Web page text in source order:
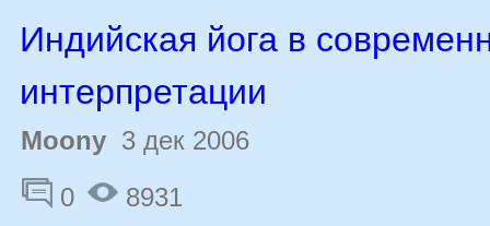
Индийская йога в
интерпретации
Moony 3 дек 2006
0
8931